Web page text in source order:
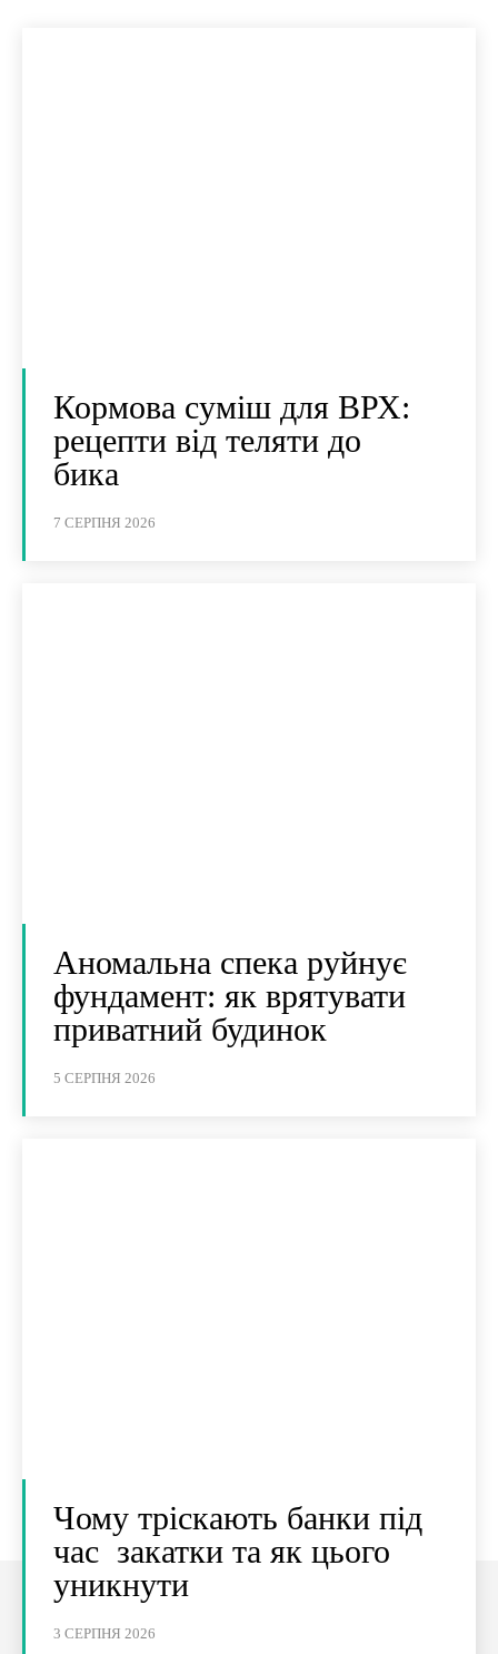
Кормова суміш для ВРХ:
рецепти від теляти до
бика
7 СЕРПНЯ 2026
Аномальна спека руйнує
фундамент: як врятувати
приватний будинок
5 СЕРПНЯ 2026
Чому тріскають банки під
час закатки та як цього
уникнути
3 СЕРПНЯ 2026